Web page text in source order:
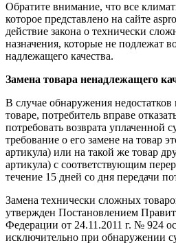
Обратите внимание, что все
которое представлено на сайте
действие закона о технически
назначения, которые не подлежат
надлежащего качества.
Замена товара ненадлежащего
В случае обнаружения
товаре, потребитель вправе
потребовать возврата уплаченной
требование о его замене на товар
артикула) или на такой же товар
артикула) с соответствующим
течение 15 дней со дня передачи
Замена технически сложных
утвержден Постановлением
Федерации от 24.11.2011 г. № 924
исключительно при обнаружении